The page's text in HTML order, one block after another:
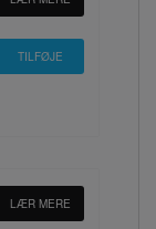
LÆR MERE